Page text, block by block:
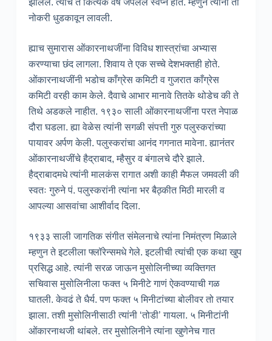
झालेलं. त्यांच ते कित्येक वर्षे जपलेलं स्वप्न होतं. म्हणुन त्यांनी ती
नोकरी धुडकावून लावली.
ह्याच सुमारास ओंकारनाथजींना विविध शास्त्रांचा अभ्यास
करण्याचा छंद लागला. शिवाय ते एक सच्चे देशभक्तही होते.
ओंकारनाथजींनी भडोच काँग्रेस कमिटी व गुजरात काँग्रेस
कमिटी वरही काम केले. दैवाचे आभार मानावे तितके थोडेच की ते
तिथे अडकले नाहीत. १९३० साली ओंकारनाथजींना परत नेपाळ
दौरा घडला. ह्या वेळेस त्यांनी सगळी संपत्ती गुरु पलुस्करांच्या
पायावर अर्पण केली. पलुस्करांचा आनंद गगनात मावेना. ह्यानंतर
ओंकारनाथजींचे हैद्राबाद, म्हैसुर व बंगालचे दौरे झाले.
हैद्राबादमधे त्यांनी मालकंस रागात अशी काही मैफल जमवली की
स्वतः गुरुने पं. पलुस्करांनी त्यांना भर बैठ्कीत मिठी मारली व
आपल्या आसवांचा आशीर्वाद दिला.
१९३३ साली जागतिक संगीत संमेलनाचे त्यांना निमंत्रण मिळाले
म्हणुन ते इटलीला फ्लॉरेन्समधे गेले. इटलीची त्यांची एक कथा खुप
प्रसिद्ध आहे. त्यांनी सरळ जाऊन मुसोलिनीच्या व्यक्तिगत
सचिवास मुसोलिनीला फक्त ५ मिनीटे गाणं ऐकवण्याची गळ
घातली. केवढं ते धैर्य. पण फक्त ५ मिनीटांच्या बोलीवर तो तयार
झाला. तशी मुसोलिनीसाठी त्यांनी ‘तोडी’ गायला. ५ मिनीटांनी
ओंकारनाथजी थांबले. तर मुसोलिनीने त्यांना खुणेनेच गात